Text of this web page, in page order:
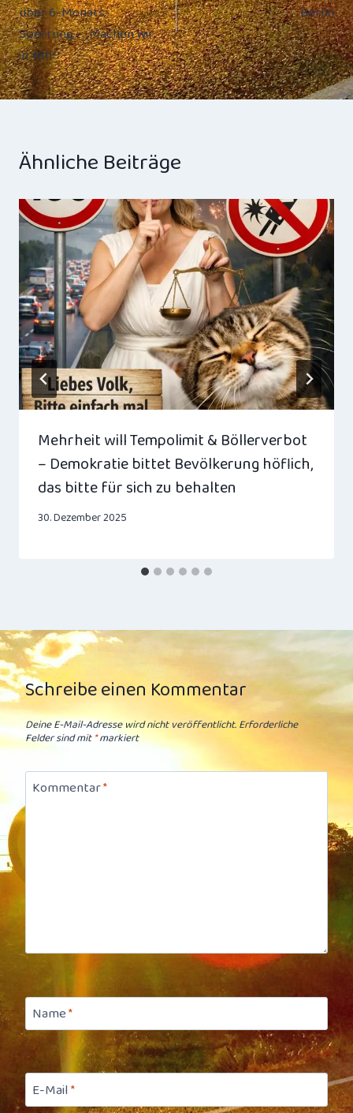
über 6-Monats-
Sperrung – „Machen wir
in 48h“
Berlin
Ähnliche Beiträge
Mehrheit will Tempolimit & Böllerverbot
– Demokratie bittet Bevölkerung höflich,
das bitte für sich zu behalten
30. Dezember 2025
Schreibe einen Kommentar
Deine E-Mail-Adresse wird nicht veröffentlicht.Erforderliche
Felder sind mit*markiert
Kommentar*
Name*
E-Mail*